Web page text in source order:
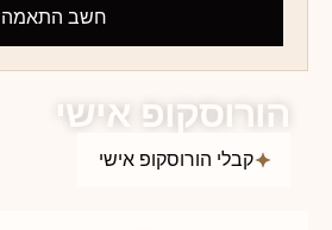
חשב התאמה
הורוסקופ אישי
קבלי הורוסקופ אישי